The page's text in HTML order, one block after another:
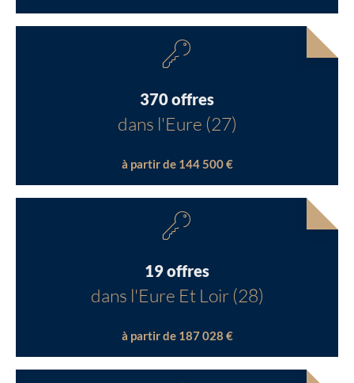
370 offres
dans l'Eure (27)
à partir de 144 500 €
19 offres
dans l'Eure Et Loir (28)
à partir de 187 028 €